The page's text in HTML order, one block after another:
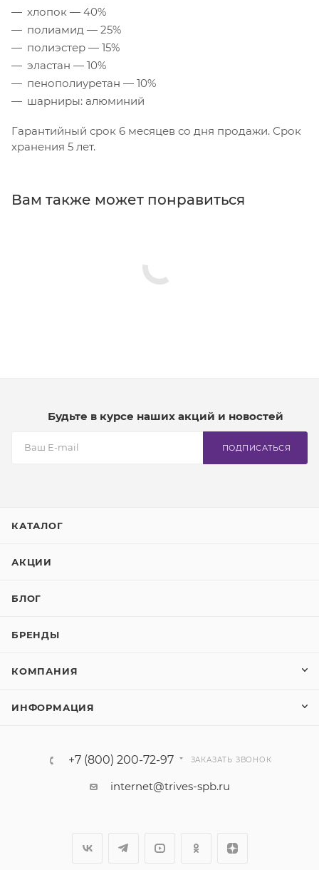
хлопок — 40%
полиамид — 25%
полиэстер — 15%
эластан — 10%
пенополиуретан — 10%
шарниры: алюминий
Гарантийный срок 6 месяцев со дня продажи. Срок
хранения 5 лет.
Вам также может понравиться
Будьте в курсе наших акций и новостей
ПОДПИСАТЬСЯ
КАТАЛОГ
АКЦИИ
БЛОГ
БРЕНДЫ
КОМПАНИЯ
ИНФОРМАЦИЯ
+7 (800) 200-72-97 ЗАКАЗАТЬ ЗВОНОК
internet@trives-spb.ru